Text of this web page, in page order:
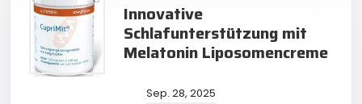
Innovative
Schlafunterstützung mit
Melatonin Liposomencreme
Sep. 28, 2025